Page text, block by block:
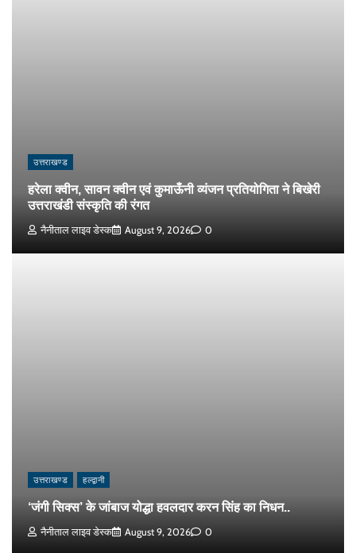
उत्तराखण्ड
हरेला क्वीन, सावन क्वीन एवं कुमाऊँनी व्यंजन प्रतियोगिता ने बिखेरी
उत्तराखंडी संस्कृति की रंगत
नैनीताल लाइव डेस्क August 9, 2026 0
उत्तराखण्ड हल्द्वानी
‘जंगी सिक्स’ के जांबाज योद्धा हवलदार करन सिंह का निधन..
नैनीताल लाइव डेस्क August 9, 2026 0